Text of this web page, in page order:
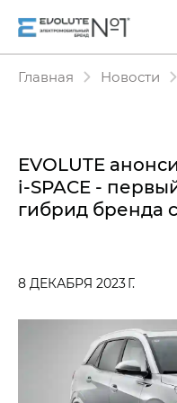
Главная Новости
EVOLUTE
i‑SPACE -
гибрид бренда
8 ДЕКАБРЯ 2023 Г.